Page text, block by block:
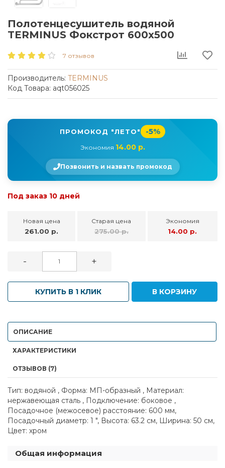
Полотенцесушитель водяной
TERMINUS Фокстрот 600x500
7 отзывов
Производитель: TERMINUS
Код Товара: aqt056025
ПРОМОКОД "ЛЕТО" -5%
Экономия 14.00 р.
Позвонить и назвать промокод
Под заказ 10 дней
Новая цена
261.00 р.
Старая цена
275.00 р.
Экономия
14.00 р.
- +
КУПИТЬ В 1 КЛИК В КОРЗИНУ
ОПИСАНИЕ
ХАРАКТЕРИСТИКИ
ОТЗЫВОВ (7)
Тип: водяной , Форма: МП-образный , Материал:
нержавеющая сталь , Подключение: боковое ,
Посадочное (межосевое) расстояние: 600 мм,
Посадочный диаметр: 1 ", Высота: 63.2 см, Ширина: 50 см,
Цвет: хром
Общая информация